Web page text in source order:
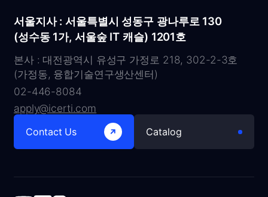
서울지사 : 서울특별시 성동구 광나루로 130
(성수동 1가, 서울숲 IT 캐슬) 1201호
본사 : 대전광역시 유성구 가정로 218, 302-2-3호
(가정동, 융합기술연구생산센터)
02-446-8084
apply@icerti.com
Contact Us Catalog